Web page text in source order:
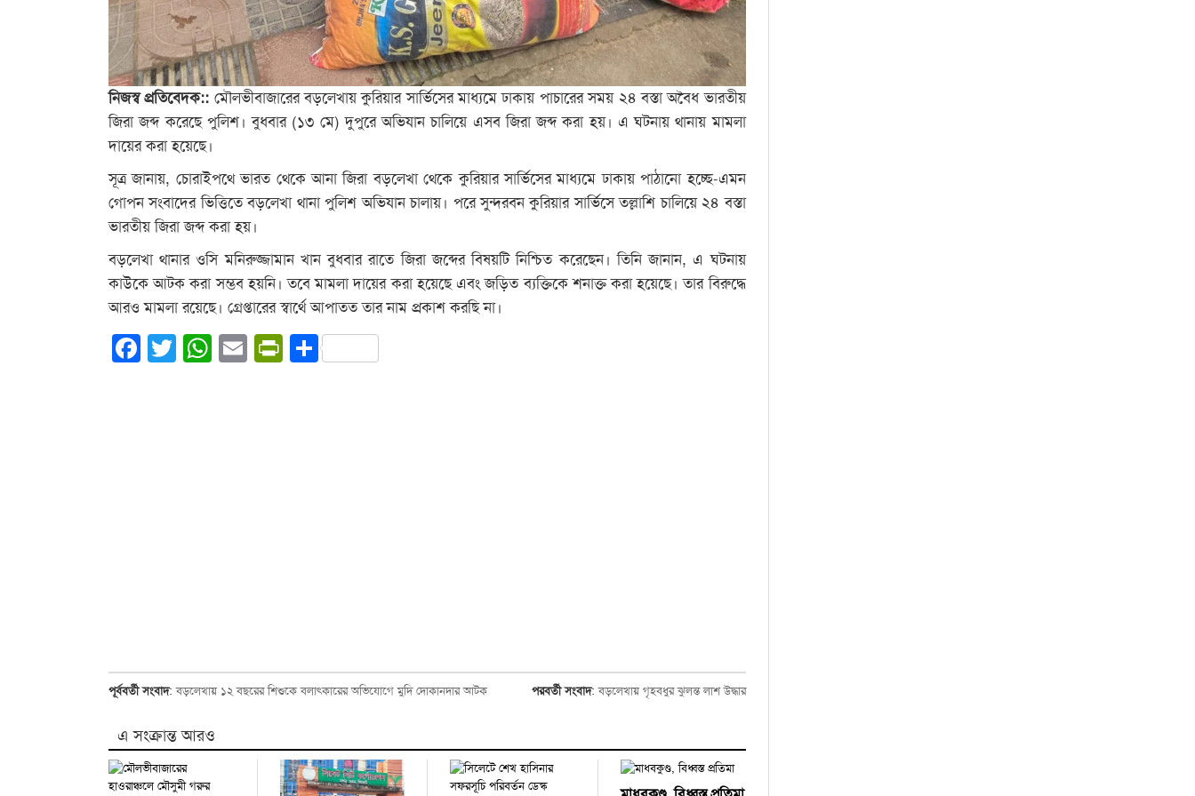
নিজস্ব প্রতিবেদক:: মৌলভীবাজারের বড়লেখায় কুরিয়ার সার্ভিসের মাধ্যমে ঢাকায় পাচারের সময় ২৪ বস্তা অবৈধ ভারতীয়
জিরা জব্দ করেছে পুলিশ। বুধবার (১৩ মে) দুপুরে অভিযান চালিয়ে এসব জিরা জব্দ করা হয়। এ ঘটনায় থানায় মামলা
দায়ের করা হয়েছে।
সূত্র জানায়, চোরাইপথে ভারত থেকে আনা জিরা বড়লেখা থেকে কুরিয়ার সার্ভিসের মাধ্যমে ঢাকায় পাঠানো হচ্ছে-এমন
গোপন সংবাদের ভিত্তিতে বড়লেখা থানা পুলিশ অভিযান চালায়। পরে সুন্দরবন কুরিয়ার সার্ভিসে তল্লাশি চালিয়ে ২৪ বস্তা
ভারতীয় জিরা জব্দ করা হয়।
বড়লেখা থানার ওসি মনিরুজ্জামান খান বুধবার রাতে জিরা জব্দের বিষয়টি নিশ্চিত করেছেন। তিনি জানান, এ ঘটনায়
কাউকে আটক করা সম্ভব হয়নি। তবে মামলা দায়ের করা হয়েছে এবং জড়িত ব্যক্তিকে শনাক্ত করা হয়েছে। তার বিরুদ্ধে
আরও মামলা রয়েছে। গ্রেপ্তারের স্বার্থে আপাতত তার নাম প্রকাশ করছি না।
Facebook
Twitter
WhatsApp
EmailPrintFriendly
Share
পূর্ববর্তী সংবাদ:বড়লেখায় ১২ বছরের শিশুকে বলাৎকারের অভিযোগে মুদি দোকানদার আটক পরবর্তী সংবাদ:বড়লেখায় গৃহবধুর ঝুলন্ত লাশ উদ্ধার
এ সংক্রান্ত আরও